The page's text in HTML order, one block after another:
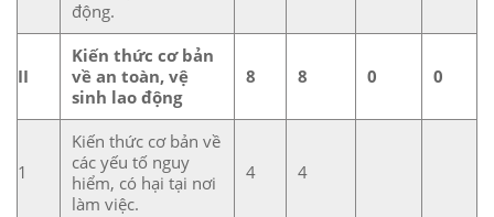
động.
II
Kiến thức cơ bản
về an toàn, vệ
sinh lao động
8 8 0 0
1
Kiến thức cơ bản về
các yếu tố nguy
hiểm, có hại tại nơi
làm việc.
4 4